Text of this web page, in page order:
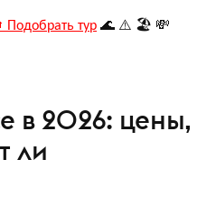
тур🌊 ⚠️ 🏖️ 💸
в 2026: цены,
ли